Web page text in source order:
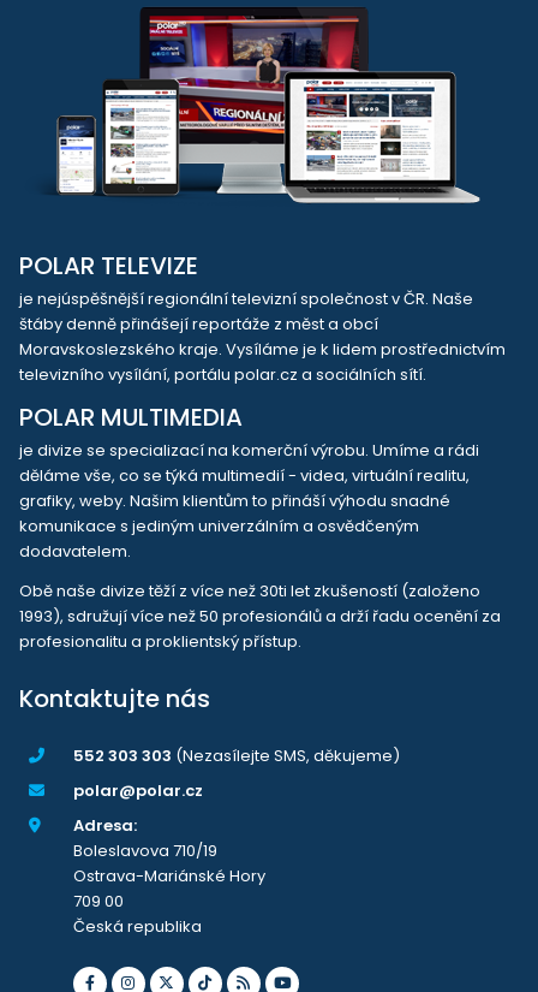
POLAR TELEVIZE
je nejúspěšnější regionální televizní společnost v ČR. Naše
štáby denně přinášejí reportáže z měst a obcí
Moravskoslezského kraje. Vysíláme je k lidem prostřednictvím
televizního vysílání, portálu polar.cz a sociálních sítí.
POLAR MULTIMEDIA
je divize se specializací na komerční výrobu. Umíme a rádi
děláme vše, co se týká multimedií - videa, virtuální realitu,
grafiky, weby. Našim klientům to přináší výhodu snadné
komunikace s jediným univerzálním a osvědčeným
dodavatelem.
Obě naše divize těží z více než 30ti let zkušeností (založeno
1993), sdružují více než 50 profesionálů a drží řadu ocenění za
profesionalitu a proklientský přístup.
Kontaktujte nás
552 303 303 (Nezasílejte SMS, děkujeme)
polar@polar.cz
Adresa:
Boleslavova 710/19
Ostrava-Mariánské Hory
709 00
Česká republika